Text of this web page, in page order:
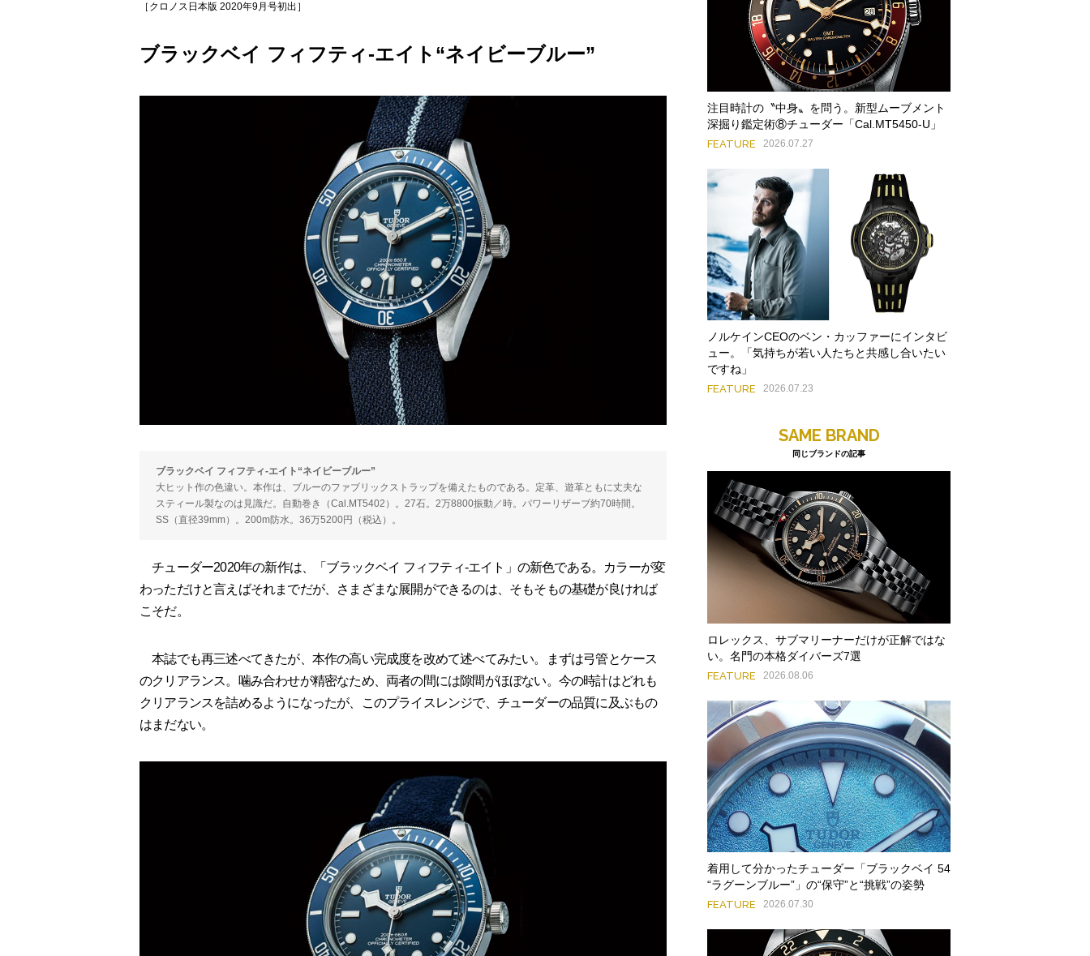
［クロノス日本版 2020年9月号初出］
ブラックベイ フィフティ-エイト“ネイビーブルー”
ブラックベイ フィフティ-エイト“ネイビーブルー”
大ヒット作の色違い。本作は、ブルーのファブリックストラップを備えたものである。定革、遊革ともに丈夫な
スティール製なのは見識だ。自動巻き（Cal.MT5402）。27石。2万8800振動／時。パワーリザーブ約70時間。
SS（直径39mm）。200m防水。36万5200円（税込）。
チューダー2020年の新作は、「ブラックベイ フィフティ-エイト」の新色である。カラーが変
わっただけと言えばそれまでだが、さまざまな展開ができるのは、そもそもの基礎が良ければ
こそだ。
本誌でも再三述べてきたが、本作の高い完成度を改めて述べてみたい。まずは弓管とケース
のクリアランス。噛み合わせが精密なため、両者の間には隙間がほぼない。今の時計はどれも
クリアランスを詰めるようになったが、このプライスレンジで、チューダーの品質に及ぶもの
はまだない。
注目時計の〝中身〟を問う。新型ムーブメント
深掘り鑑定術⑧チューダー「Cal.MT5450-U」
FEATURE 2026.07.27
ノルケインCEOのベン・カッファーにインタビ
ュー。「気持ちが若い人たちと共感し合いたい
ですね」
FEATURE 2026.07.23
SAME BRAND
同じブランドの記事
ロレックス、サブマリーナーだけが正解ではな
い。名門の本格ダイバーズ7選
FEATURE 2026.08.06
着用して分かったチューダー「ブラックベイ 54
“ラグーンブルー”」の“保守”と“挑戦”の姿勢
FEATURE 2026.07.30